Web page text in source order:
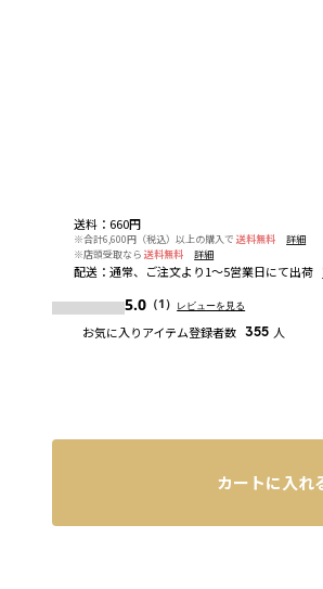
送料 ： 660円
※合計6,600円（税込）以上の購入で 送料無料
詳細
※店頭受取なら 送料無料 詳細
配送 ：通常、ご注文より1～5営業日にて出荷
5.0 （1） レビューを見る
お気に入りアイテム登録者数 355 人
カートに入れ